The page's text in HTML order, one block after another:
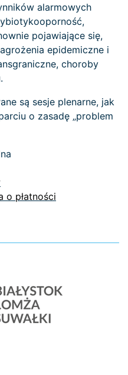
alarmowych
pojawiające się,
epidemiczne i
choroby
są sesje plenarne, jak
o zasadę „problem
o płatności